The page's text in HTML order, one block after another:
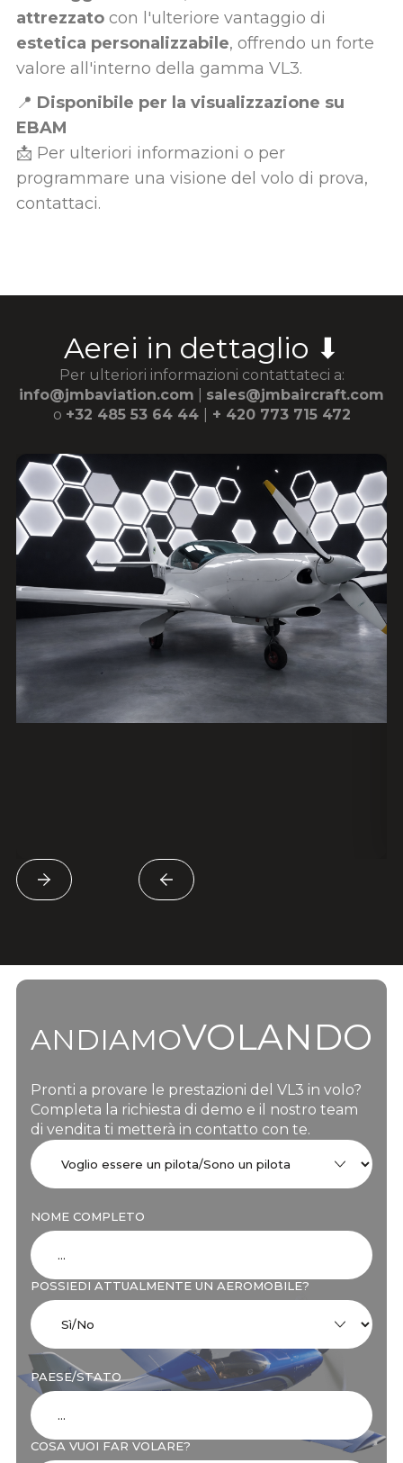
attrezzato con l'ulteriore vantaggio di
estetica personalizzabile, offrendo un forte
valore all'interno della gamma VL3.
📍 Disponibile per la visualizzazione su
EBAM
📩 Per ulteriori informazioni o per
programmare una visione del volo di prova,
contattaci.
Aerei in dettaglio ⬇
Per ulteriori informazioni contattateci a:
info@jmbaviation.com
sales@jmbaircraft.com
o +32 485 53 64 44 + 420 773 715 472
ANDIAMOVOLANDO
Pronti a provare le prestazioni del VL3 in volo?
Completa la richiesta di demo e il nostro team
di vendita ti metterà in contatto con te.
NOME COMPLETO
POSSIEDI ATTUALMENTE UN AEROMOBILE?
PAESE/STATO
COSA VUOI FAR VOLARE?